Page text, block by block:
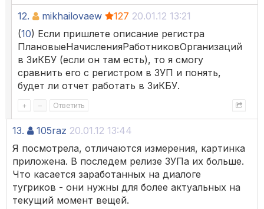
12. mikhailovaew 127 20.01.12 13:21
(10) Если пришлете описание регистра
ПлановыеНачисленияРаботниковОрганизаций
в ЗиКБУ (если он там есть), то я смогу
сравнить его с регистром в ЗУП и понять,
будет ли отчет работать в ЗиКБУ.
+ – Ответить
13. 105raz 20.01.12 13:44
Я посмотрела, отличаются измерения, картинка
приложена. В последем релизе ЗУПа их больше.
Что касается заработанных на диалоге
тугриков - они нужны для более актуальных на
текущий момент вещей.